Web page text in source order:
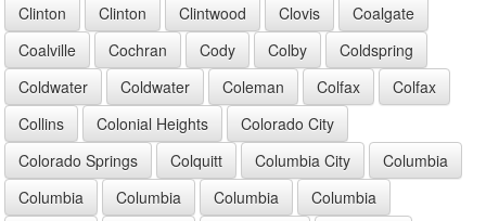
Clinton
Clinton Clintwood Clovis
Coalgate
Coalville
Cochran Cody Colby
Coldspring
Coldwater
Coldwater Coleman Colfax
Colfax
Collins
Colonial Heights
Colorado City
Colorado Springs
Colquitt Columbia City
Columbia
Columbia
Columbia Columbia
Columbia